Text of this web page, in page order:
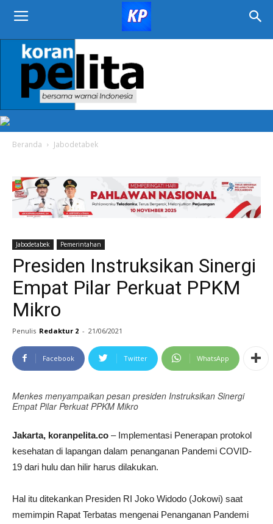
KORAN
PELITA
Beranda Jabodetabek
Jabodetabek Pemerintahan
Presiden Instruksikan Sinergi
Empat Pilar Perkuat PPKM
Mikro
Penulis Redaktur 2 - 21/06/2021
Facebook Twitter WhatsApp
Menkes menyampaikan pesan presiden Instruksikan Sinergi
Empat Pilar Perkuat PPKM Mikro
Jakarta, koranpelita.co – Implementasi Penerapan protokol
kesehatan di lapangan dalam penanganan Pandemi COVID-
19 dari hulu dan hilir harus dilakukan.
Hal itu ditekankan Presiden RI Joko Widodo (Jokowi) saat
memimpin Rapat Terbatas mengenai Penanganan Pandemi